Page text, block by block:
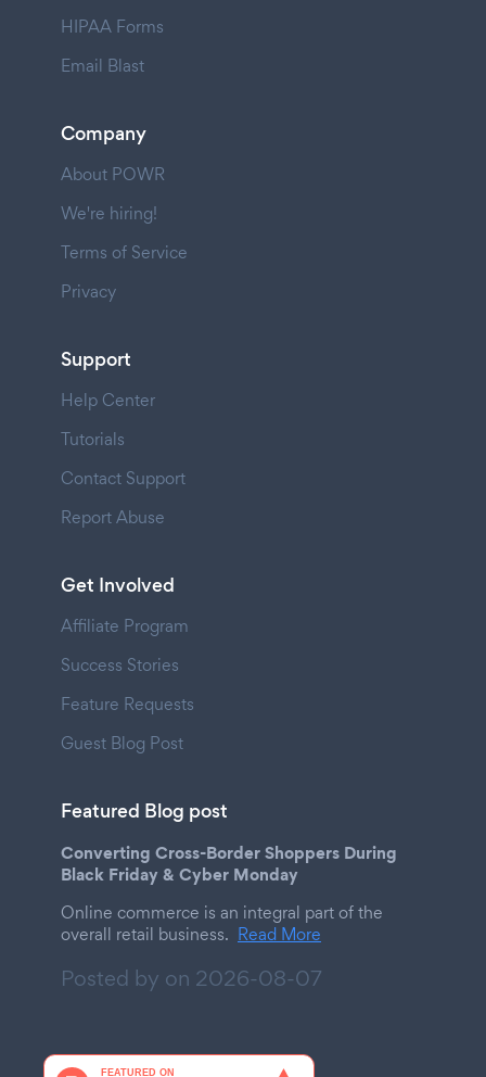
HIPAA Forms
Email Blast
Company
About POWR
We're hiring!
Terms of Service
Privacy
Support
Help Center
Tutorials
Contact Support
Report Abuse
Get Involved
Affiliate Program
Success Stories
Feature Requests
Guest Blog Post
Featured Blog post
Converting Cross-Border Shoppers During
Black Friday & Cyber Monday
Online commerce is an integral part of the
overall retail business. Read More
Posted by on 2026-08-07